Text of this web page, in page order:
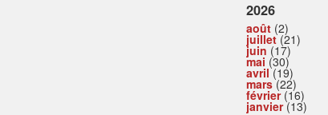
2026
août (2)
juillet(21)
juin (17)
mai (30)
avril(19)
mars(22)
février(16)
janvier(13)